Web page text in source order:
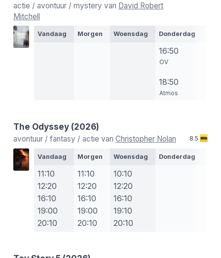
actie / avontuur / mystery van David Robert
Mitchell
Vandaag Morgen Woensdag Donderdag
16:50
OV
18:50
Atmos
The Odyssey (2026)
avontuur / fantasy / actie van Christopher Nolan 8.5
Vandaag Morgen Woensdag Donderdag
11:10
12:20
16:10
19:00
20:10
11:10
12:20
16:10
19:00
20:10
10:10
12:20
16:10
19:10
20:10